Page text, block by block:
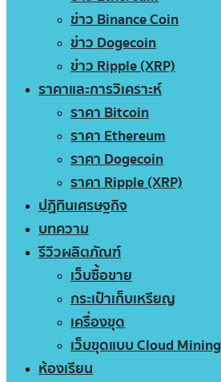
ข่าว Binance Coin
ข่าว Dogecoin
ข่าว Ripple (XRP)
ราคาและการวิเคราะห์
ราคา Bitcoin
ราคา Ethereum
ราคา Dogecoin
ราคา Ripple (XRP)
ปฏิทินเศรษฐกิจ
บทความ
รีวิวผลิตภัณฑ์
เว็บซื้อขาย
กระเป๋าเก็บเหรียญ
เครื่องขุด
เว็บขุดแบบ Cloud Mining
ห้องเรียน